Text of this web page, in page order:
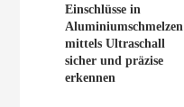
Einschlüsse in
Aluminiumschmelzen
mittels Ultraschall
sicher und präzise
erkennen